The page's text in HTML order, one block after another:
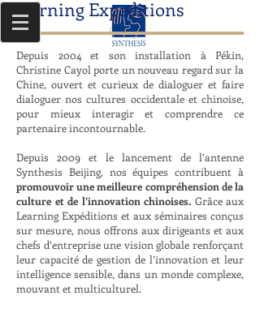
Learning Expeditions
Depuis 2004 et son installation à Pékin,
Christine Cayol porte un nouveau regard sur la
Chine, ouvert et curieux de dialoguer et faire
dialoguer nos cultures occidentale et chinoise,
pour mieux interagir et comprendre ce
partenaire incontournable.
Depuis 2009 et le lancement de l’antenne
Synthesis Beijing, nos équipes contribuent à
promouvoir une meilleure compréhension de la
culture et de l’innovation chinoises. Grâce aux
Learning Expéditions et aux séminaires conçus
sur mesure, nous offrons aux dirigeants et aux
chefs d’entreprise une vision globale renforçant
leur capacité de gestion de l’innovation et leur
intelligence sensible, dans un monde complexe,
mouvant et multiculturel.